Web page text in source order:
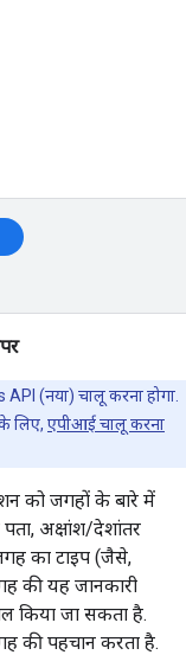
(नया) चालू करना होगा.
लिए, एपीआई चालू करना
को जगहों के बारे में
अक्षांश/देशांतर
का टाइप (जैसे,
की यह जानकारी
किया जा सकता है.
की पहचान करता है.